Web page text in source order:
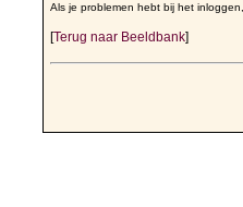
Als je problemen hebt bij het inloggen,
[Terug naar Beeldbank]